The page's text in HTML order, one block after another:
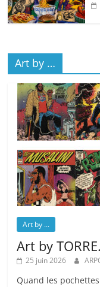
Art by …
Art by ...
Art by
25 juin 2026
Quand les